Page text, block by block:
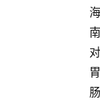
海
南
对
胃
肠